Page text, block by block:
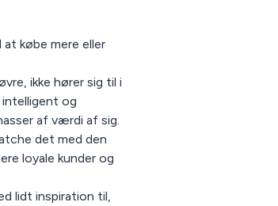
købe mere eller
ikke hører sig til i
intelligent og
af værdi af sig.
det med den
loyale kunder og
lidt inspiration til,